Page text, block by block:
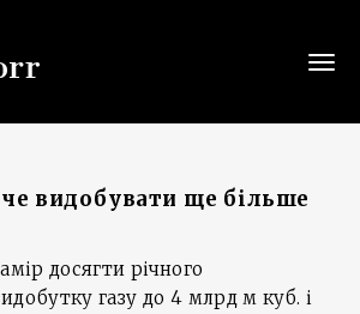
видобувати ще більше
досягти річного
газу до 4 млрд м куб. і